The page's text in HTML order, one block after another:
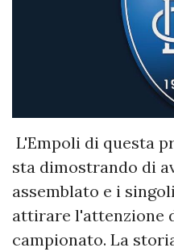
L'Empoli di questa
sta dimostrando di
assemblato e i
attirare l'attenzione
campionato. La